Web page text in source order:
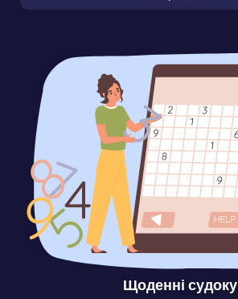
Щоденні судоку